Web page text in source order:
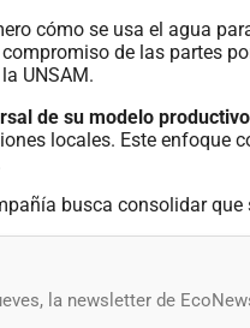
cómo se usa el agua
de las partes
UNSAM.
de su modelo productivo
locales. Este
busca consolidar
la newsletter de